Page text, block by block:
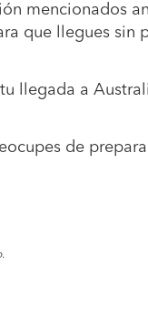
mencionados
que llegues sin
llegada a
de